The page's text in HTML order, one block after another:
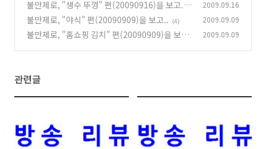
(0)
불만제로, "생수 뚜껑" 편(20090916)을 보고..
(2)
2009.09.16
불만제로, "야식" 편(20090909)을 보고.. (4) 2009.09.09
불만제로, "홈쇼핑 김치" 편(20090909)을 보
2009.09.09
관련글